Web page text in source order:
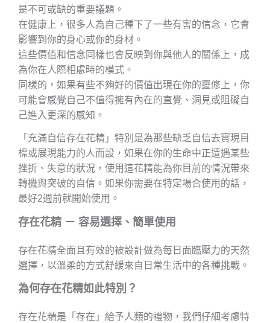
是不可或缺的重要議題。
在健康上，很多人為自己種下了一些有害的信念，它會
影響到你的身心或你的身材。
這些價值和信念同樣也會反映到你與他人的關係上，成
為你在人際相處時的模式。
同樣的，如果有些不夠好的價值出現在你的靈修上，你
可能會感覺自己不值得擁有內在的直覺、洞見或阻礙自
己進入更深的感知。
「充滿自信存在花精」特別是為那些缺乏自信去實現目
標或展現能力的人而設，如果在你的生命中正遭遇某些
挫折、失意的狀況，使用這花精能為你目前的情況帶來
轉機與突破的自信。如果你需要在特定場合使用的話，
最好2週前就開始使用。
存在花精 － 容易選擇、簡單使用
存在花精全面且有效的被設計做為每日面臨壓力的天然
選擇，以溫柔的方式舒緩來自日常生活中的各種挑戰。
為何存在花精如此特別？
存在花精是「存在」給予人類的禮物，我們仔細考慮特